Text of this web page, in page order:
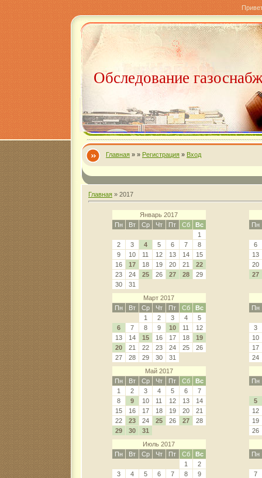
Обследование
Главная » » Регистрация » Вход
Главная » 2017
Январь 2017
Пн
Вт Ср Чт Пт Сб
Вс
1
2
3 4 5 6 7
8
9
10 11 12 13 14
15
16
17 18 19 20 21
22
23
24 25 26 27 28
29
30
31
Пн
6
13
20
27
Март 2017
Пн
Вт Ср Чт Пт Сб
Вс
1
2 3 4
5
6
7 8 9 10 11
12
13
14 15 16 17 18
19
20
21 22 23 24 25
26
27
28 29 30 31
Пн
3
10
17
24
Май 2017
Пн
Вт Ср Чт Пт Сб
Вс
1
2 3 4 5 6
7
8
9 10 11 12 13
14
15
16 17 18 19 20
21
22
23 24 25 26 27
28
29
30 31
Пн
5
12
19
26
Июль 2017
Пн
Вт Ср Чт Пт Сб
Вс
1
2
3
4 5 6 7 8
9
Пн
7